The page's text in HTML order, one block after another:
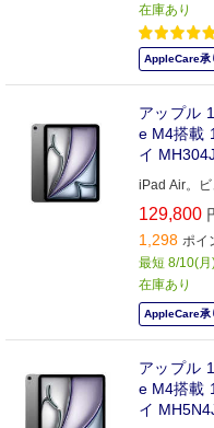
在庫あり
AppleCare承
アップル
e M4搭載
イ
iPad Air。ビ
129,800
1,298 ポイ
最短 8/10(
在庫あり
AppleCare承
アップル
e M4搭載
イ